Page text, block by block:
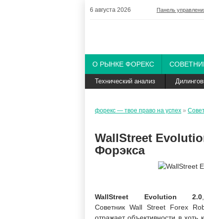
6 августа 2026 Панель
О РЫНКЕ ФОРЕКС
Технический анализ
форекс — твое право на успех »
WallStreet
Форэкса
WallStreet Evolution 2.0
Советник Wall Street Forex